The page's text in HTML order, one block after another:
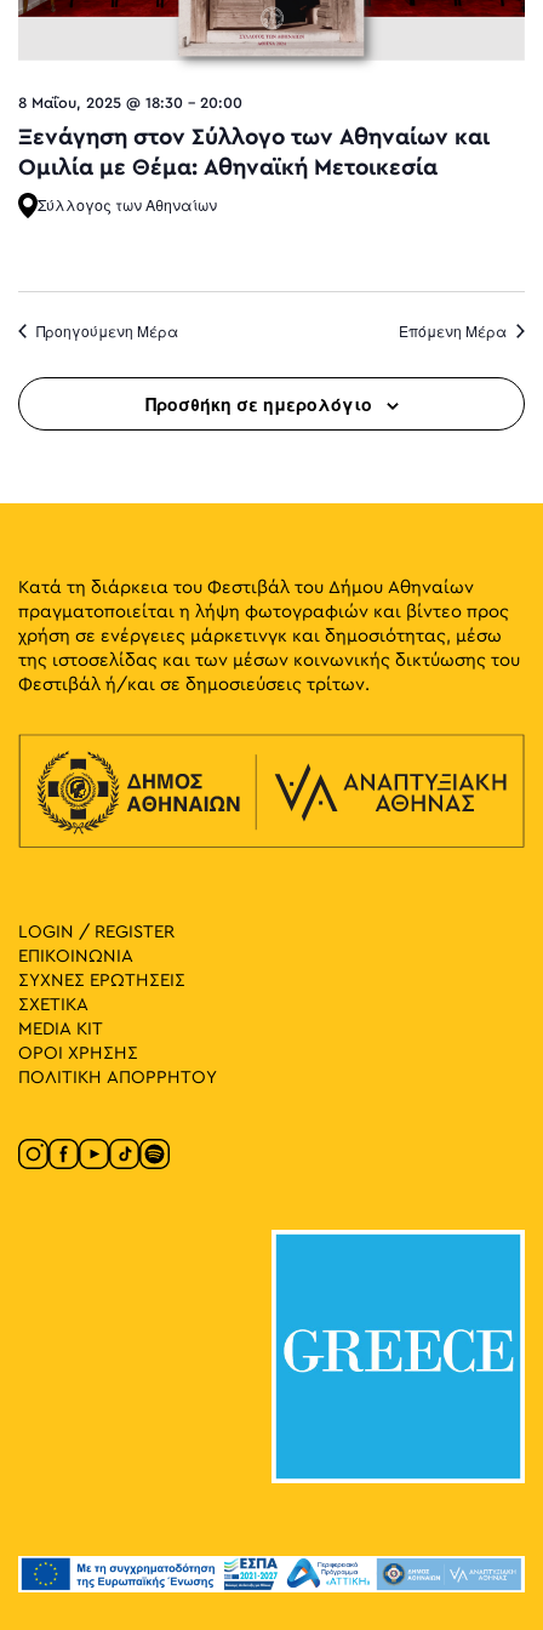
8 Μαΐου, 2025 @ 18:30 - 20:00
Ξενάγηση στον Σύλλογο των Αθηναίων και
Oμιλία με Θέμα: Αθηναϊκή Μετοικεσία
Σύλλογος των Αθηναίων
Προηγούμενη Μέρα Επόμενη Μέρα
Προσθήκη σε ημερολόγιο
Κατά τη διάρκεια του Φεστιβάλ του Δήμου Αθηναίων
πραγματοποιείται η λήψη φωτογραφιών και βίντεο προς
χρήση σε ενέργειες μάρκετινγκ και δημοσιότητας, μέσω
της ιστοσελίδας και των μέσων κοινωνικής δικτύωσης του
Φεστιβάλ ή/και σε δημοσιεύσεις τρίτων.
LOGIN / REGISTER
ΕΠΙΚΟΙΝΩΝΙΑ
ΣΥΧΝΕΣ ΕΡΩΤΗΣΕΙΣ
ΣΧΕΤΙΚΑ
MEDIA ΚIT
ΟΡΟΙ ΧΡΗΣΗΣ
ΠΟΛΙΤΙΚΗ ΑΠΟΡΡΗΤΟΥ